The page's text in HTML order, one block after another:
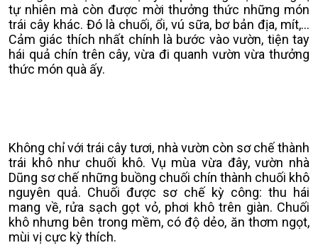
tự nhiên mà còn được mời thưởng thức những món
trái cây khác. Đó là chuối, ổi, vú sữa, bơ bản địa, mít,...
Cảm giác thích nhất chính là bước vào vườn, tiện tay
hái quả chín trên cây, vừa đi quanh vườn vừa thưởng
thức món quà ấy.
Không chỉ với trái cây tươi, nhà vườn còn sơ chế thành
trái khô như chuối khô. Vụ mùa vừa đây, vườn nhà
Dũng sơ chế những buồng chuối chín thành chuối khô
nguyên quả. Chuối được sơ chế kỳ công: thu hái
mang về, rửa sạch gọt vỏ, phơi khô trên giàn. Chuối
khô nhưng bên trong mềm, có độ dẻo, ăn thơm ngọt,
mùi vị cực kỳ thích.